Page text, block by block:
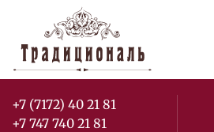
Перейти к содержимому
+7 (7172) 40 21 81
+7 747 740 21 81